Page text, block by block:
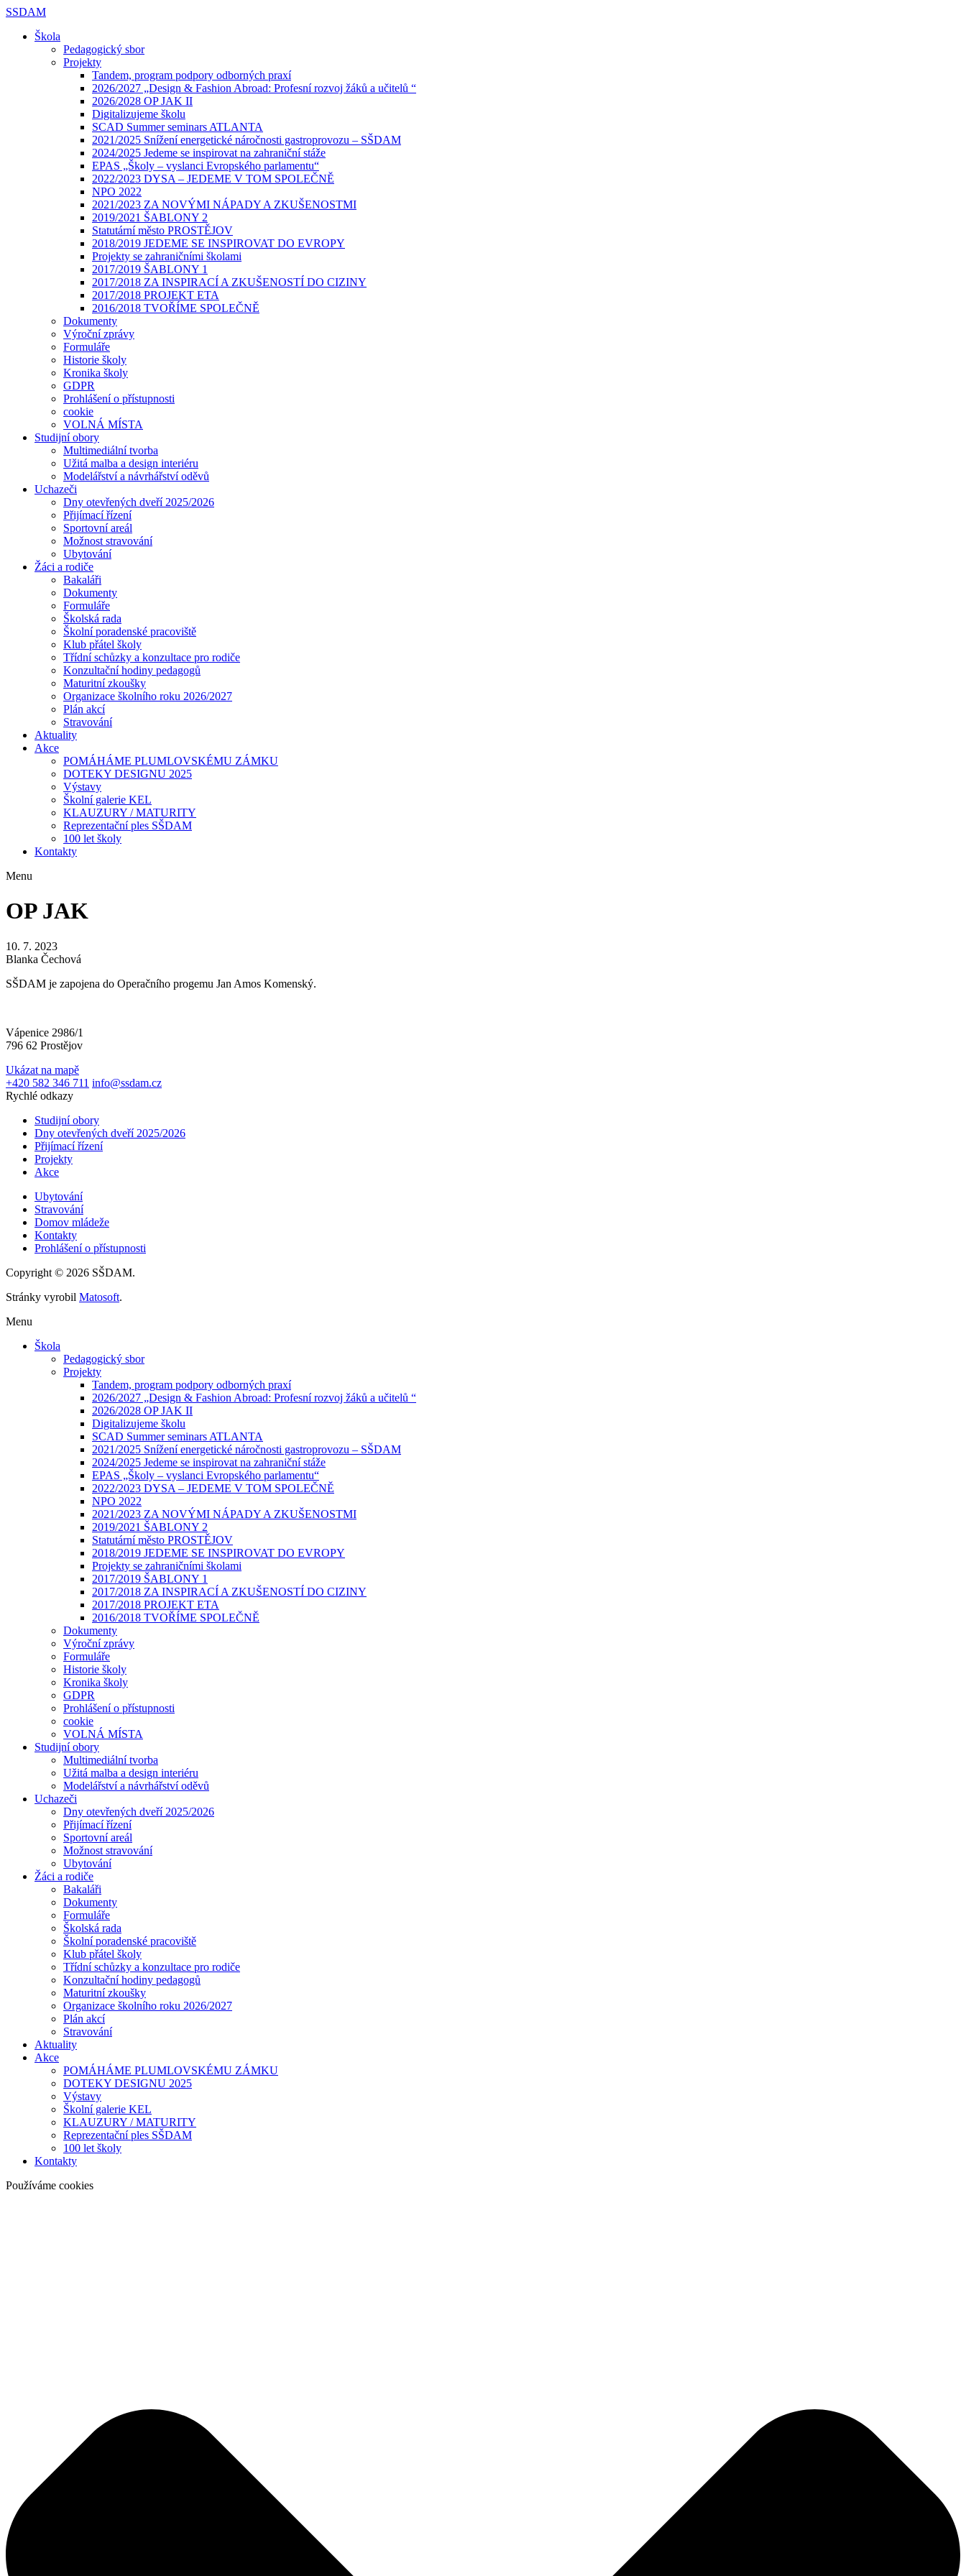
SSDAM
Škola
Pedagogický sbor
Projekty
Tandem, program podpory odborných praxí
2026/2027 „Design & Fashion Abroad: Profesní rozvoj žáků a učitelů “
2026/2028 OP JAK II
Digitalizujeme školu
SCAD Summer seminars ATLANTA
2021/2025 Snížení energetické náročnosti gastroprovozu – SŠDAM
2024/2025 Jedeme se inspirovat na zahraniční stáže
EPAS „Školy – vyslanci Evropského parlamentu“
2022/2023 DYSA – JEDEME V TOM SPOLEČNĚ
NPO 2022
2021/2023 ZA NOVÝMI NÁPADY A ZKUŠENOSTMI
2019/2021 ŠABLONY 2
Statutární město PROSTĚJOV
2018/2019 JEDEME SE INSPIROVAT DO EVROPY
Projekty se zahraničními školami
2017/2019 ŠABLONY 1
2017/2018 ZA INSPIRACÍ A ZKUŠENOSTÍ DO CIZINY
2017/2018 PROJEKT ETA
2016/2018 TVOŘÍME SPOLEČNĚ
Dokumenty
Výroční zprávy
Formuláře
Historie školy
Kronika školy
GDPR
Prohlášení o přístupnosti
cookie
VOLNÁ MÍSTA
Studijní obory
Multimediální tvorba
Užitá malba a design interiéru
Modelářství a návrhářství oděvů
Uchazeči
Dny otevřených dveří 2025/2026
Přijímací řízení
Sportovní areál
Možnost stravování
Ubytování
Žáci a rodiče
Bakaláři
Dokumenty
Formuláře
Školská rada
Školní poradenské pracoviště
Klub přátel školy
Třídní schůzky a konzultace pro rodiče
Konzultační hodiny pedagogů
Maturitní zkoušky
Organizace školního roku 2026/2027
Plán akcí
Stravování
Aktuality
Akce
POMÁHÁME PLUMLOVSKÉMU ZÁMKU
DOTEKY DESIGNU 2025
Výstavy
Školní galerie KEL
KLAUZURY / MATURITY
Reprezentační ples SŠDAM
100 let školy
Kontakty
Menu
OP JAK
10. 7. 2023
Blanka Čechová
SŠDAM je zapojena do Operačního progemu Jan Amos Komenský.
Vápenice 2986/1
796 62 Prostějov
Ukázat na mapě
+420 582 346 711 info@ssdam.cz
Rychlé odkazy
Studijní obory
Dny otevřených dveří 2025/2026
Přijímací řízení
Projekty
Akce
Ubytování
Stravování
Domov mládeže
Kontakty
Prohlášení o přístupnosti
Copyright © 2026 SŠDAM.
Stránky vyrobil Matosoft.
Menu
Škola
Pedagogický sbor
Projekty
Tandem, program podpory odborných praxí
2026/2027 „Design & Fashion Abroad: Profesní rozvoj žáků a učitelů “
2026/2028 OP JAK II
Digitalizujeme školu
SCAD Summer seminars ATLANTA
2021/2025 Snížení energetické náročnosti gastroprovozu – SŠDAM
2024/2025 Jedeme se inspirovat na zahraniční stáže
EPAS „Školy – vyslanci Evropského parlamentu“
2022/2023 DYSA – JEDEME V TOM SPOLEČNĚ
NPO 2022
2021/2023 ZA NOVÝMI NÁPADY A ZKUŠENOSTMI
2019/2021 ŠABLONY 2
Statutární město PROSTĚJOV
2018/2019 JEDEME SE INSPIROVAT DO EVROPY
Projekty se zahraničními školami
2017/2019 ŠABLONY 1
2017/2018 ZA INSPIRACÍ A ZKUŠENOSTÍ DO CIZINY
2017/2018 PROJEKT ETA
2016/2018 TVOŘÍME SPOLEČNĚ
Dokumenty
Výroční zprávy
Formuláře
Historie školy
Kronika školy
GDPR
Prohlášení o přístupnosti
cookie
VOLNÁ MÍSTA
Studijní obory
Multimediální tvorba
Užitá malba a design interiéru
Modelářství a návrhářství oděvů
Uchazeči
Dny otevřených dveří 2025/2026
Přijímací řízení
Sportovní areál
Možnost stravování
Ubytování
Žáci a rodiče
Bakaláři
Dokumenty
Formuláře
Školská rada
Školní poradenské pracoviště
Klub přátel školy
Třídní schůzky a konzultace pro rodiče
Konzultační hodiny pedagogů
Maturitní zkoušky
Organizace školního roku 2026/2027
Plán akcí
Stravování
Aktuality
Akce
POMÁHÁME PLUMLOVSKÉMU ZÁMKU
DOTEKY DESIGNU 2025
Výstavy
Školní galerie KEL
KLAUZURY / MATURITY
Reprezentační ples SŠDAM
100 let školy
Kontakty
Používáme cookies